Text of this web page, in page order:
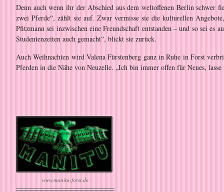
Denn auch wenn ihr der Abschied aus dem weltoffenen Berlin schwer
zwei Pferde“, zählt sie auf. Zwar vermisse sie die kulturellen
Pfitzmann sei inzwischen eine Freundschaft entstanden – und so sei es
Studentenzeiten auch gemacht“, blickt sie zurück.
Auch Weihnachten wird Valena Fürstenberg ganz in Ruhe in Forst
Pferden in die Nähe von Neuzelle. „Ich bin immer offen für Neues,
www.manitu-forst.de